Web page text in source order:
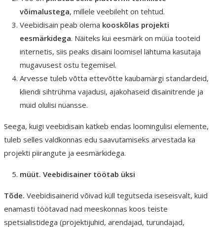
võimalustega, millele veebileht on tehtud.
Veebidisain peab olema kooskõlas projekti
eesmärkidega. Näiteks kui eesmärk on müüa tooteid
internetis, siis peaks disaini loomisel lähtuma kasutaja
mugavusest ostu tegemisel.
Arvesse tuleb võtta ettevõtte kaubamärgi standardeid,
kliendi sihtrühma vajadusi, ajakohaseid disainitrende ja
muid olulisi nüansse.
Seega, kuigi veebidisain kätkeb endas loomingulisi elemente,
tuleb selles valdkonnas edu saavutamiseks arvestada ka
projekti piirangute ja eesmärkidega.
müüt. Veebidisainer töötab üksi
Tõde. Veebidisainerid võivad küll tegutseda iseseisvalt, kuid
enamasti töötavad nad meeskonnas koos teiste
spetsialistidega (projektijuhid, arendajad, turundajad,